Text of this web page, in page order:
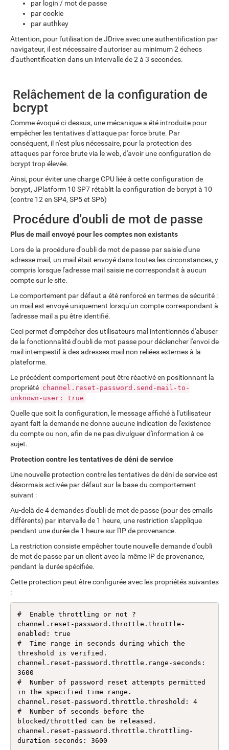
par login / mot de passe
par cookie
par authkey
Attention, pour l'utilisation de JDrive avec une authentification par
navigateur, il est nécessaire d'autoriser au minimum 2 échecs
d'authentification dans un intervalle de 2 à 3 secondes.
Relâchement de la configuration de
bcrypt
Comme évoqué ci-dessus, une mécanique a été introduite pour
empêcher les tentatives d'attaque par force brute. Par
conséquent, il n'est plus nécessaire, pour la protection des
attaques par force brute via le web, d'avoir une configuration de
bcrypt trop élevée.
Ainsi, pour éviter une charge CPU liée à cette configuration de
bcrypt, JPlatform 10 SP7 rétablit la configuration de bcrypt à 10
(contre 12 en SP4, SP5 et SP6)
Procédure d'oubli de mot de passe
Plus de mail envoyé pour les comptes non existants
Lors de la procédure d'oubli de mot de passe par saisie d'une
adresse mail, un mail était envoyé dans toutes les circonstances, y
compris lorsque l'adresse mail saisie ne correspondait à aucun
compte sur le site.
Le comportement par défaut a été renforcé en termes de sécurité :
un mail est envoyé uniquement lorsqu'un compte correspondant à
l'adresse mail a pu être identifié.
Ceci permet d'empêcher des utilisateurs mal intentionnés d'abuser
de la fonctionnalité d'oubli de mot passe pour déclencher l'envoi de
mail intempestif à des adresses mail non reliées externes à la
plateforme.
Le précédent comportement peut être réactivé en positionnant la
propriété channel.reset-password.send-mail-to-
unknown-user: true
Quelle que soit la configuration, le message affiché à l'utilisateur
ayant fait la demande ne donne aucune indication de l'existence
du compte ou non, afin de ne pas divulguer d'information à ce
sujet.
Protection contre les tentatives de déni de service
Une nouvelle protection contre les tentatives de déni de service est
désormais activée par défaut sur la base du comportement
suivant :
Au-delà de 4 demandes d'oubli de mot de passe (pour des emails
différents) par intervalle de 1 heure, une restriction s'applique
pendant une durée de 1 heure sur l'IP de provenance.
La restriction consiste empêcher toute nouvelle demande d'oubli
de mot de passe par un client avec la même IP de provenance,
pendant la durée spécifiée.
Cette protection peut être configurée avec les propriétés suivantes
:
#  Enable throttling or not ?
channel.reset-password.throttle.throttle-
enabled: true
#  Time range in seconds during which the
threshold is verified.
channel.reset-password.throttle.range-seconds:
3600
#  Number of password reset attempts permitted
in the specified time range.
channel.reset-password.throttle.threshold: 4
#  Number of seconds before the
blocked/throttled can be released.
channel.reset-password.throttle.throttling-